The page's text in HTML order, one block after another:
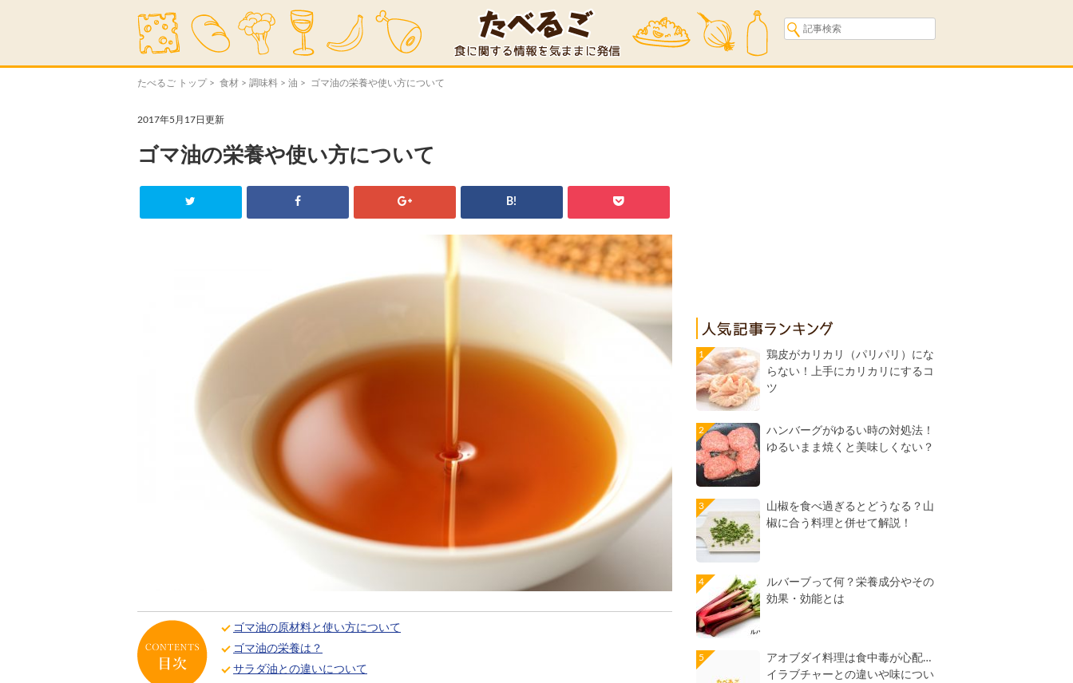
たべるご トップ> 食材 > 調味料 > 油 > ゴマ油の栄養や使い方について
2017年5月17日更新
ゴマ油の栄養や使い方について
B!
ゴマ油の原材料と使い方について
ゴマ油の栄養は？
サラダ油との違いについて
鶏皮がカリカリ（パリパリ）にな
らない！上手にカリカリにするコ
ツ
ハンバーグがゆるい時の対処法！
ゆるいまま焼くと美味しくない？
山椒を食べ過ぎるとどうなる？山
椒に合う料理と併せて解説！
ルバーブって何？栄養成分やその
効果・効能とは
アオブダイ料理は食中毒が心配…
イラブチャーとの違いや味につい